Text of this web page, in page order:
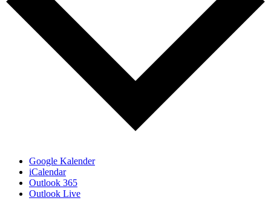
Google Kalender
iCalendar
Outlook 365
Outlook Live